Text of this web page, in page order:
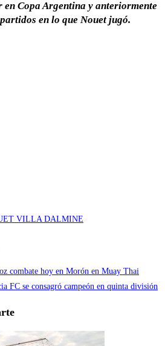
en Copa Argentina y anteriormente
en lo que Nouet jugó.
VILLA DALMINE
combate hoy en Morón en Muay Thai
FC se consagró campeón en quinta división